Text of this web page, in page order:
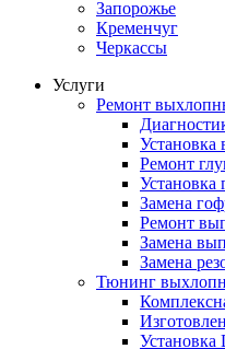
Запорожье
Кременчуг
Черкассы
Услуги
Ремонт
Ремонт
Установка
Замена
Ремонт
Замена
Замена
Тюнинг
Установка